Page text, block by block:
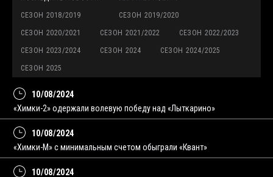
СЕЗОН 2018/2019 СЕЗОН 2019/2020
СЕЗОН 2020/2021 СЕЗОН 2021/2022 СЕЗОН 2022/2023
СЕЗОН 2023/2024 СЕЗОН 2024 СЕЗОН 2024/2025
СЕЗОН 2025
10/08/2024
«Химки-2» одержали волевую победу над «Лыткарино»
10/08/2024
«Химки-М» с минимальным счетом обыграли «Квант»
10/08/2024